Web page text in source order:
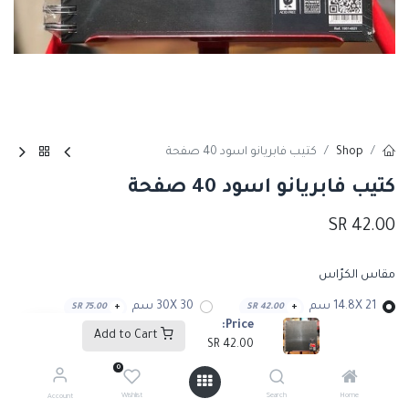
Price:
42.00
Home
Search
0
Wishlist
Account
Shop كتيب فابريانو اسود 40 صفحة
كتيب فابريانو اسود 40 صفحة
42.00
مقاس الكرّاس
14.8X 21 سم +
42.00
SR 30X 30 سم +
75.00
SR